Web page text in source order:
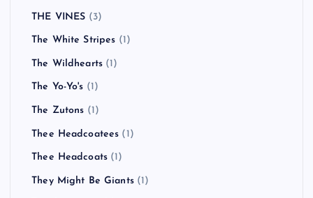
THE VINES (3)
The White Stripes (1)
The Wildhearts (1)
The Yo-Yo's (1)
The Zutons (1)
Thee Headcoatees (1)
Thee Headcoats (1)
They Might Be Giants(1)